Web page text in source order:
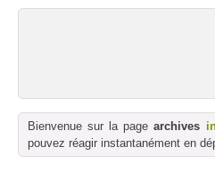
Bienvenue sur la pagearchives
pouvez réagir instantanément en